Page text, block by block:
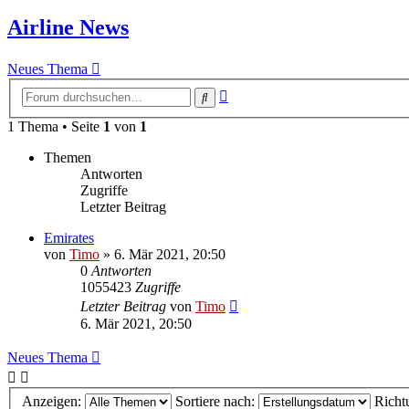
Airline News
Neues Thema
Suche
1 Thema • Seite 1 von 1
Themen
Antworten
Zugriffe
Letzter Beitrag
Emirates
von Timo » 6. Mär 2021, 20:50
0 Antworten
1055423 Zugriffe
Letzter Beitrag von Timo
6. Mär 2021, 20:50
Neues Thema
Anzeigen: Sortiere nach: